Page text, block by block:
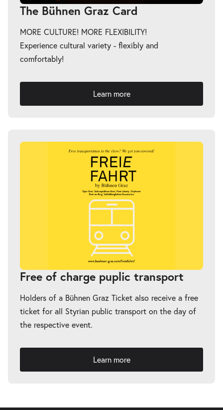
The Bühnen Graz Card
MORE CULTURE! MORE FLEXIBILITY!
Experience cultural variety - flexibly and
comfortably!
Learn more
Free of charge puplic transport
Holders of a Bühnen Graz Ticket also receive a free
ticket for all Styrian public transport on the day of
the respective event.
Learn more